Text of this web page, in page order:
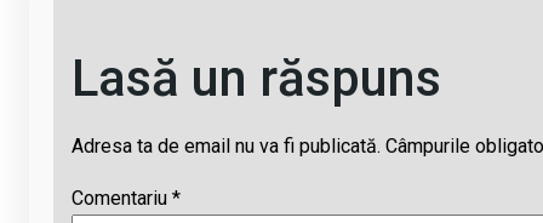
Lasă un răspuns
Adresa ta de email nu va fi publicată. Câmpurile
Comentariu *